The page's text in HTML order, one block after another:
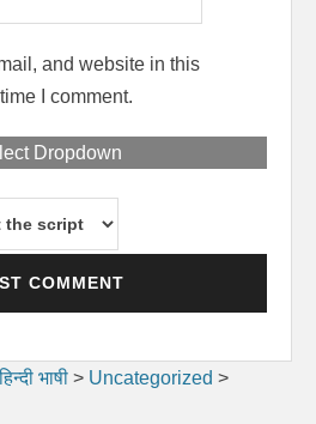
and website in this
I comment.
Dropdown
भाषी > Uncategorized >